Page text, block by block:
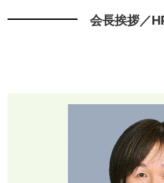
会長挨拶／